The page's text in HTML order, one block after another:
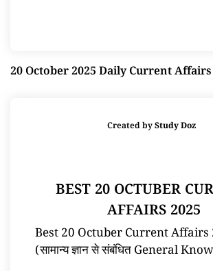
20 October 2025 Daily Current Affairs
Created byStudy Doz
BEST 20 OCTUBER
AFFAIRS 2025
Best 20 Octuber Current Affairs
(सामान्य ज्ञान से संबंधित General